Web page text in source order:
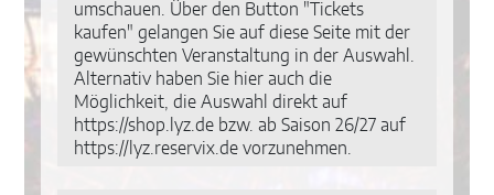
umschauen. Über den Button "Tickets
kaufen" gelangen Sie auf diese Seite mit der
gewünschten Veranstaltung in der Auswahl.
Alternativ haben Sie hier auch die
Möglichkeit, die Auswahl direkt auf
https://shop.lyz.de bzw. ab Saison 26/27 auf
https://lyz.reservix.de vorzunehmen.